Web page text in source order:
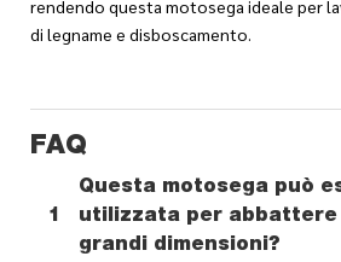
rendendo questa motosega ideale per
di legname e disboscamento.
FAQ
1
Questa motosega può
utilizzata per abbattere
grandi dimensioni?